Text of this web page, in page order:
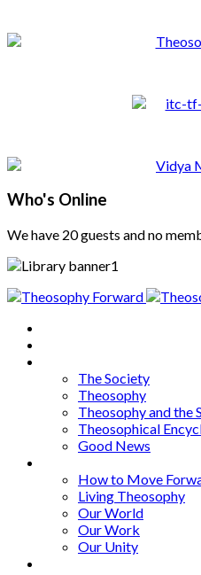
Who's Online
We have 20 guests and no
The Society
Theosophy
Theosophy and the
Theosophical
Good News
How to Move
Living Theosophy
Our World
Our Work
Our Unity